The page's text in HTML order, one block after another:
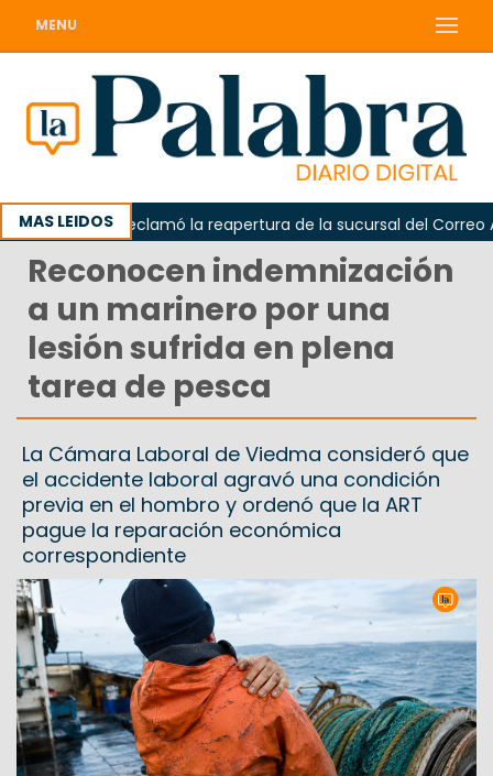
MENU
MAS LEIDOS
Odarda reclamó la reapertura de la sucursal del Correo
Reconocen indemnización
a un marinero por una
lesión sufrida en plena
tarea de pesca
La Cámara Laboral de Viedma consideró que
el accidente laboral agravó una condición
previa en el hombro y ordenó que la ART
pague la reparación económica
correspondiente